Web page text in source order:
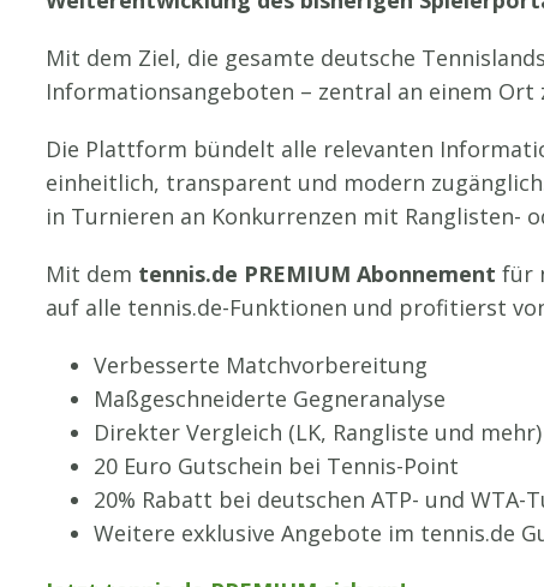
Mit dem Ziel, die gesamte deutsche
Informationsangeboten – zentral an einem
Die Plattform bündelt alle relevanten
einheitlich, transparent und modern
in Turnieren an Konkurrenzen mit Ranglisten-
Mit dem tennis.de PREMIUM Abonnement für
auf alle tennis.de-Funktionen und profitierst
Verbesserte Matchvorbereitung
Maßgeschneiderte Gegneranalyse
Direkter Vergleich (LK, Rangliste und mehr)
20 Euro Gutschein bei Tennis-Point
20% Rabatt bei deutschen ATP- und WTA-
Weitere exklusive Angebote im tennis.de